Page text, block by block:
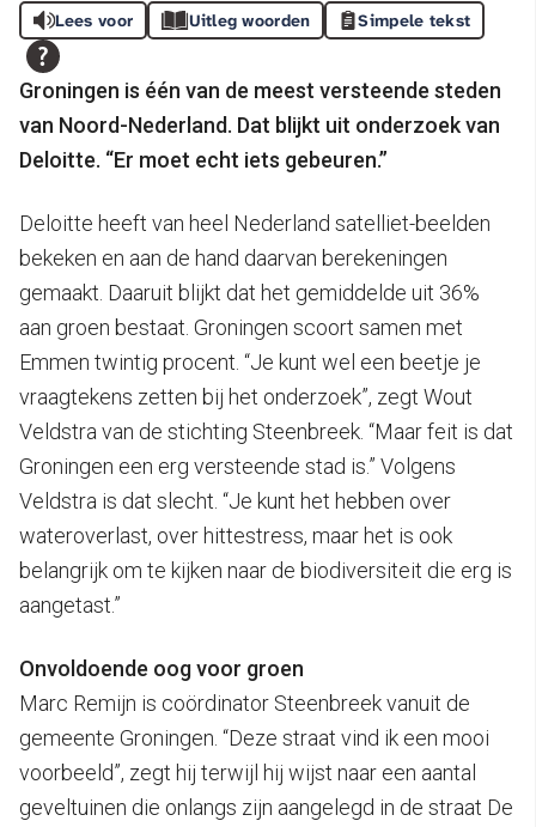
Lees voor Uitleg woorden Simpele tekst
Groningen is één van de meest versteende steden
van Noord-Nederland. Dat blijkt uit onderzoek van
Deloitte. “Er moet echt iets gebeuren.”
Deloitte heeft van heel Nederland satelliet-beelden
bekeken en aan de hand daarvan berekeningen
gemaakt. Daaruit blijkt dat het gemiddelde uit 36%
aan groen bestaat. Groningen scoort samen met
Emmen twintig procent. “Je kunt wel een beetje je
vraagtekens zetten bij het onderzoek”, zegt Wout
Veldstra van de stichting Steenbreek. “Maar feit is dat
Groningen een erg versteende stad is.” Volgens
Veldstra is dat slecht. “Je kunt het hebben over
wateroverlast, over hittestress, maar het is ook
belangrijk om te kijken naar de biodiversiteit die erg is
aangetast.”
Onvoldoende oog voor groen
Marc Remijn is coördinator Steenbreek vanuit de
gemeente Groningen. “Deze straat vind ik een mooi
voorbeeld”, zegt hij terwijl hij wijst naar een aantal
geveltuinen die onlangs zijn aangelegd in de straat De